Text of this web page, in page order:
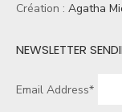
Création : Agatha
NEWSLETTER
Email Address*